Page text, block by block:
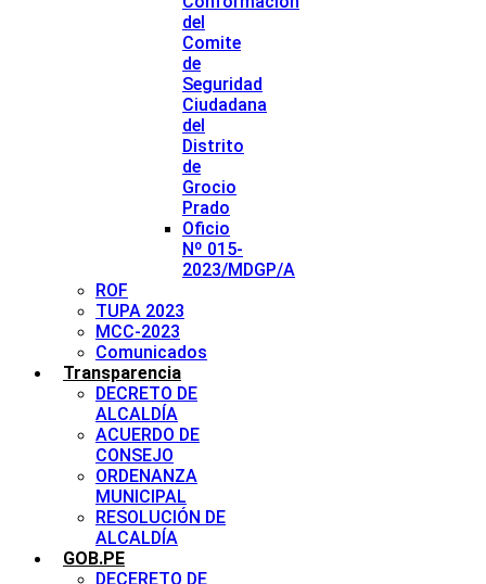
del
Comite
de
Seguridad
Ciudadana
del
Distrito
de
Grocio
Prado
Oficio
Nº 015-
2023/MDGP/A
ROF
TUPA 2023
MCC-2023
Comunicados
Transparencia
DECRETO DE
ALCALDÍA
ACUERDO DE
CONSEJO
ORDENANZA
MUNICIPAL
RESOLUCIÓN DE
ALCALDÍA
GOB.PE
DECERETO DE